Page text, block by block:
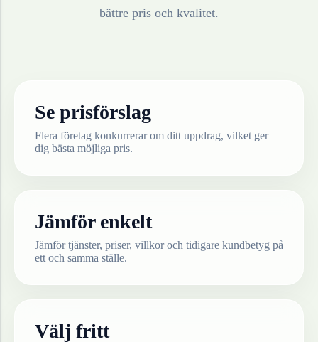
bättre pris och kvalitet.
Se prisförslag
Flera företag konkurrerar om ditt uppdrag, vilket ger
dig bästa möjliga pris.
Jämför enkelt
Jämför tjänster, priser, villkor och tidigare kundbetyg på
ett och samma ställe.
Välj fritt